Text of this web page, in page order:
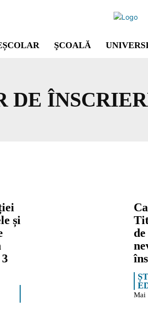
ŞCOALĂ
DE
și
Mai